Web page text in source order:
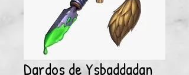
Dardos de Ysbaddadan